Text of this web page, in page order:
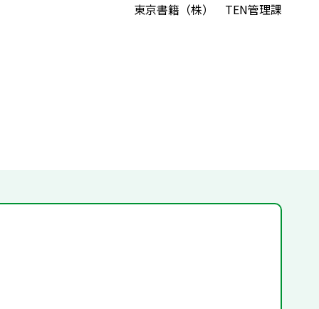
東京書籍（株） TEN管理課